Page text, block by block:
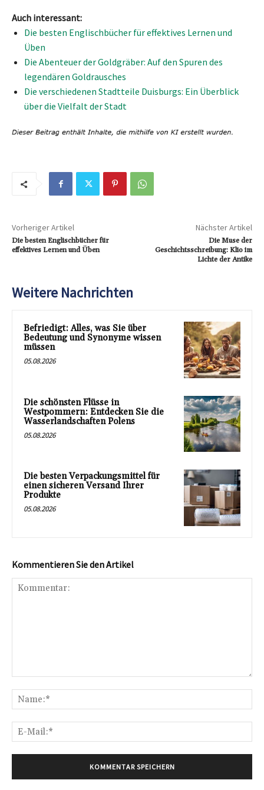
Auch interessant:
Die besten Englischbücher für effektives Lernen und
Üben
Die Abenteuer der Goldgräber: Auf den Spuren des
legendären Goldrausches
Die verschiedenen Stadtteile Duisburgs: Ein Überblick
über die Vielfalt der Stadt
Vorheriger Artikel
Die besten Englischbücher für
effektives Lernen und Üben
Nächster Artikel
Die Muse der
Geschichtsschreibung: Klio im
Lichte der Antike
Weitere Nachrichten
Befriedigt: Alles, was Sie über
Bedeutung und Synonyme wissen
müssen
05.08.2026
Die schönsten Flüsse in
Westpommern: Entdecken Sie die
Wasserlandschaften Polens
05.08.2026
Die besten Verpackungsmittel für
einen sicheren Versand Ihrer
Produkte
05.08.2026
Kommentieren Sie den Artikel